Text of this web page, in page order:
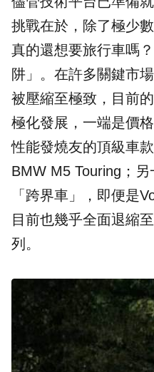
挑戰在於，除了極少
真的還想要旅行車嗎
阱」。在許多關鍵市
被壓縮至極致，目前
極化發展，一端是價
性能發燒友的頂級車
BMW M5 Touring；
「跨界車」，即便是
目前也幾乎全面退縮
列。